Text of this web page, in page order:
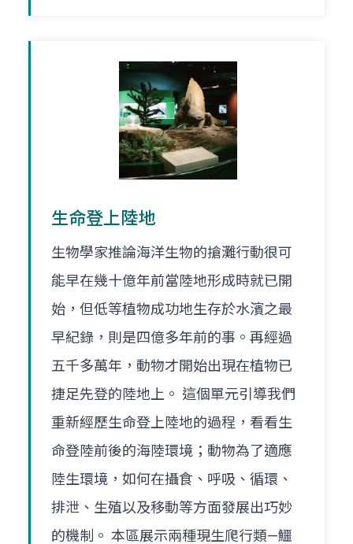
生命登上陸地
生物學家推論海洋生物的搶灘行動很可
能早在幾十億年前當陸地形成時就已開
始，但低等植物成功地生存於水濱之最
早紀錄，則是四億多年前的事。再經過
五千多萬年，動物才開始出現在植物已
捷足先登的陸地上。 這個單元引導我們
重新經歷生命登上陸地的過程，看看生
命登陸前後的海陸環境；動物為了適應
陸生環境，如何在攝食、呼吸、循環、
排泄、生殖以及移動等方面發展出巧妙
的機制。 本區展示兩種現生爬行類—鱷